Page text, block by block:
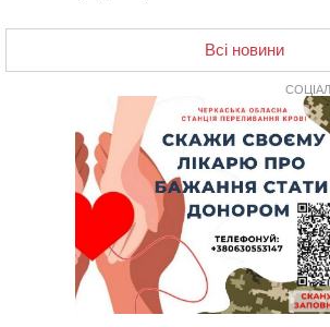
контейнерний майданчик
16:32
Без розтину грудної клітки: у
пацієнтці замінили аортальний
У Черкаському онкоцентрі
електростанцію за понад пів
У Київській області
фронті жителем Монастирищини
У Черкасах містяни через нову
вирізані дерева потерпають від
обіцяє масштабне озеленення
Провокував конфлікт і
Всі новини